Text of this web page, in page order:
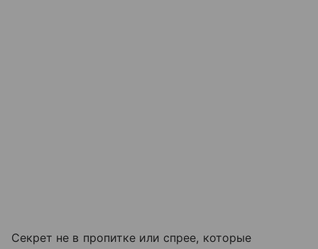
Секрет не в пропитке или спрее, которые